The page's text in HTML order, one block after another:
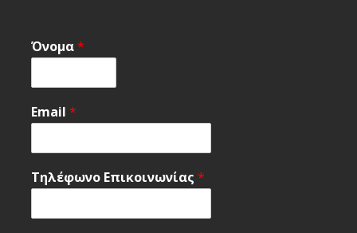
Όνομα*
Email *
Τηλέφωνο Επικοινωνίας *